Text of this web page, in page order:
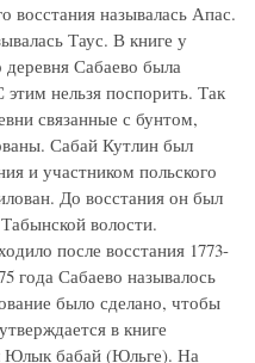
восстания называлась Апас.
Таус. В книге у
Сабаево была
нельзя поспорить. Так
связанные с бунтом,
Сабай Кутлин был
и участником польского
До восстания он был
волости.
после восстания 1773-
года Сабаево называлось
было сделано, чтобы
в книге
Юлык бабай (Юльге). На